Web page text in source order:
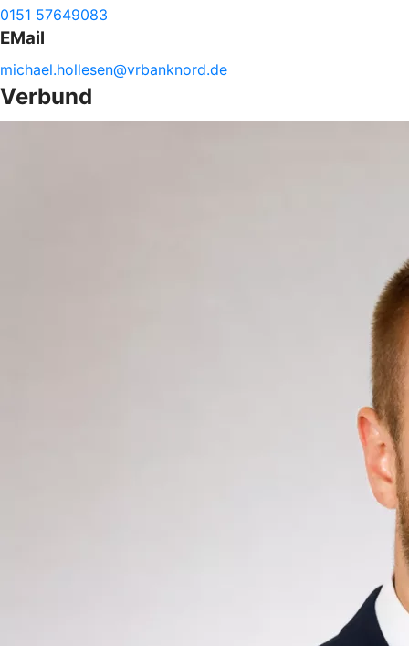
0151 57649083
EMail
michael.hollesen@vrbanknord.de
Verbund